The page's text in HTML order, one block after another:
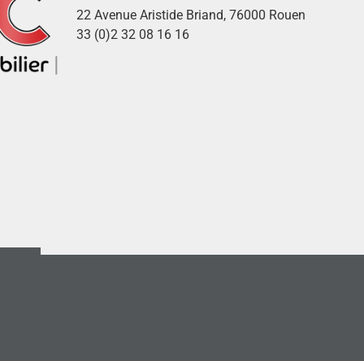
22 Avenue Aristide Briand, 76000 Rouen
33 (0)2 32 08 16 16